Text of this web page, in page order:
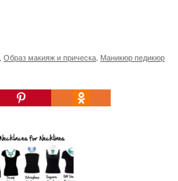
Образ макияж и прическа Маникюр педикюр